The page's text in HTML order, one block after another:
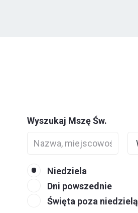
Wyszukaj Mszę Św.
Niedziela
Dni powszednie
Święta poza niedzielą